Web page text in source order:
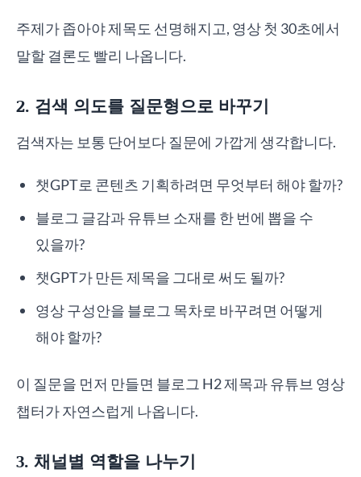
주제가 좁아야 제목도 선명해지고, 영상 첫 30초에서
말할 결론도 빨리 나옵니다.
2. 검색 의도를 질문형으로 바꾸기
검색자는 보통 단어보다 질문에 가깝게 생각합니다.
챗GPT로 콘텐츠 기획하려면 무엇부터 해야 할까?
블로그 글감과 유튜브 소재를 한 번에 뽑을 수
있을까?
챗GPT가 만든 제목을 그대로 써도 될까?
영상 구성안을 블로그 목차로 바꾸려면 어떻게
해야 할까?
이 질문을 먼저 만들면 블로그 H2 제목과 유튜브 영상
챕터가 자연스럽게 나옵니다.
3. 채널별 역할을 나누기